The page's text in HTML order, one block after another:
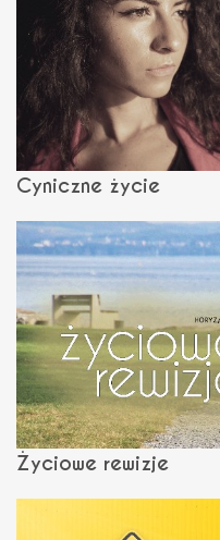
Cyniczne życie
Życiowe rewizje